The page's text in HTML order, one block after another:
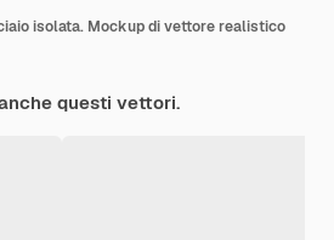
isolata. Mockup di vettore realistico
questi vettori.